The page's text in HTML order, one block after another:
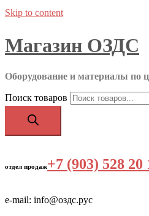
Skip to content
Магазин ОЗДС
Оборудование и материалы по
Поиск товаров
отдел продаж+7 (903) 528 20
e-mail: info@оздс.рус